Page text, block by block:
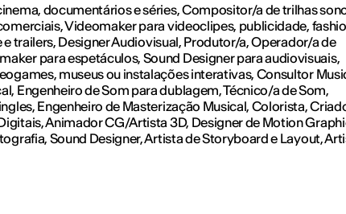
documentários e séries, Compositor/a de trilhas
Videomaker para videoclipes, publicidade,
trailers, Designer Audiovisual, Produtor/a, Operador/a de
para espetáculos, Sound Designer para audiovisuais,
museus ou instalações interativas, Consultor
Engenheiro de Som para dublagem, Técnico/a de Som,
Engenheiro de Masterização Musical, Colorista,
Animador CG/Artista 3D, Designer de Motion
Sound Designer, Artista de Storyboard e Layout,